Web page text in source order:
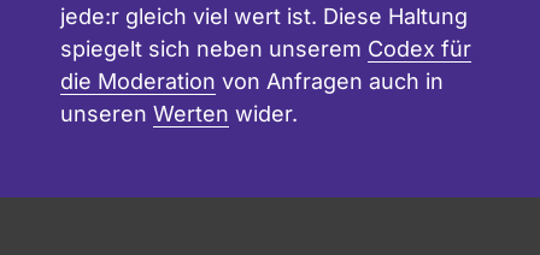
jede:r gleich viel wert ist. Diese Haltung
spiegelt sich neben unserem Codex für
die Moderation von Anfragen auch in
unseren Werten wider.